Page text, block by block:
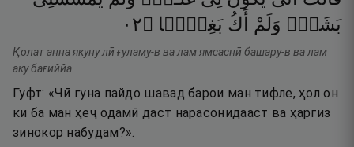
بَشَرٌۭ وَلَمْ أَكُ بَغِيًّۭا ۝٢٠
Қолат анна якуну лӣ ғуламу-в ва лам ямсаснӣ башару-в ва лам
аку бағиййа.
Гуфт: «Чӣ гуна пайдо шавад барои ман тифле, ҳол он
ки ба ман ҳеҷ одамӣ даст нарасонидааст ва ҳаргиз
зинокор набудам?».